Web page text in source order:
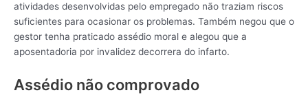
atividades desenvolvidas pelo empregado não traziam riscos
suficientes para ocasionar os problemas. Também negou que o
gestor tenha praticado assédio moral e alegou que a
aposentadoria por invalidez decorrera do infarto.
Assédio não comprovado